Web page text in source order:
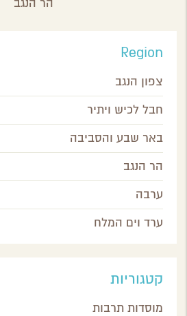
הר הנגב
Region
צפון הנגב
חבל לכיש ויתיר
באר שבע והסביבה
הר הנגב
ערבה
ערד וים המלח
קטגוריות
מוסדות תרבות